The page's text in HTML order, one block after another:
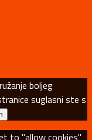
boljeg
suglasni ste s
to "allow cookies"